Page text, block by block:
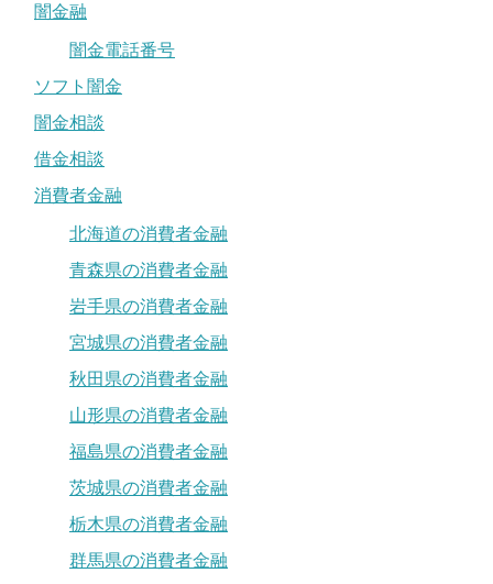
闇金融
闇金電話番号
ソフト闇金
闇金相談
借金相談
消費者金融
北海道の消費者金融
青森県の消費者金融
岩手県の消費者金融
宮城県の消費者金融
秋田県の消費者金融
山形県の消費者金融
福島県の消費者金融
茨城県の消費者金融
栃木県の消費者金融
群馬県の消費者金融